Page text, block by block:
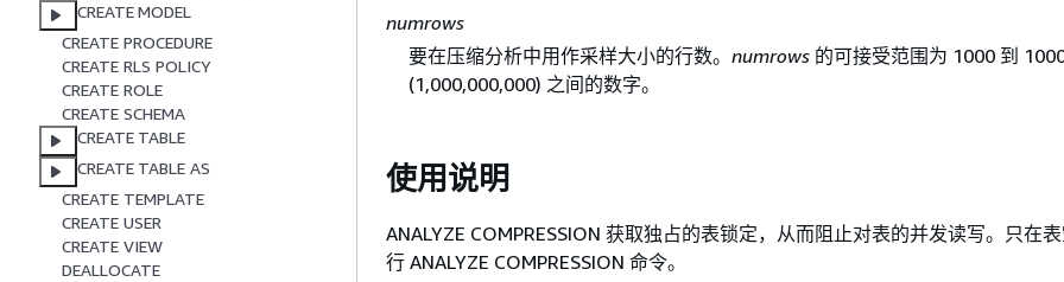
CREATE MODEL
CREATE PROCEDURE
CREATE RLS POLICY
CREATE ROLE
CREATE SCHEMA
CREATE TABLE
CREATE TABLE AS
CREATE TEMPLATE
CREATE USER
CREATE VIEW
DEALLOCATE
numrows
要在压缩分析中用作采样大小的行数。 numrows的可接受范围为 1000 到
(1,000,000,000) 之间的数字。
使用说明
ANALYZE COMPRESSION 获取独占的表锁定，从而阻止对表的并发读写。只在
行 ANALYZE COMPRESSION 命令。